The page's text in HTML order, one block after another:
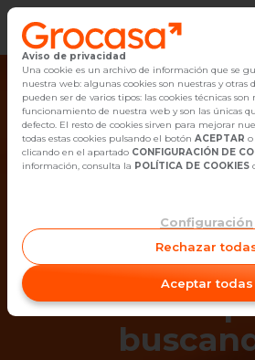
Vender
Buscar
Alquiler
Empleo
Oficinas
Contacto
¡Ups! Ya
inmueble
Aviso de privacidad
Una cookie es un archivo de información que se
nuestra web: algunas cookies son nuestras y otras
pueden ser de varios tipos: las cookies técnicas son
funcionamiento de nuestra web y son las únicas
defecto. El resto de cookies sirven para mejorar
todas estas cookies pulsando el botón ACEPTAR o
clicando en el apartado CONFIGURACIÓN DE
información, consulta la POLÍTICA DE COOKIES
Configuración
Rechazar
Aceptar todas